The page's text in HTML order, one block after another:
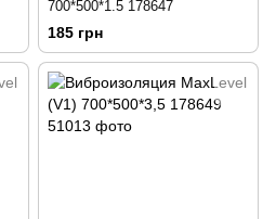
700*500*1.5 178647
185 грн